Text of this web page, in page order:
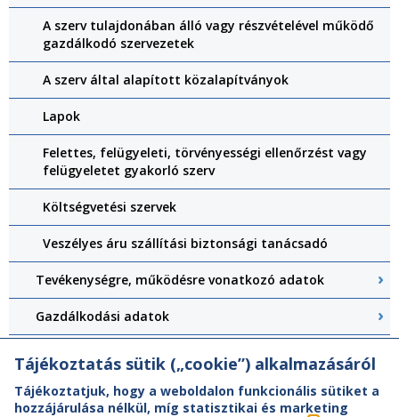
A szerv tulajdonában álló vagy részvételével működő
gazdálkodó szervezetek
A szerv által alapított közalapítványok
Lapok
Felettes, felügyeleti, törvényességi ellenőrzést vagy
felügyeletet gyakorló szerv
Költségvetési szervek
Veszélyes áru szállítási biztonsági tanácsadó
Tevékenységre, működésre vonatkozó adatok
Gazdálkodási adatok
Tájékoztatás sütik („cookie”) alkalmazásáról
Tájékoztatjuk, hogy a weboldalon funkcionális sütiket a
hozzájárulása nélkül, míg statisztikai és marketing